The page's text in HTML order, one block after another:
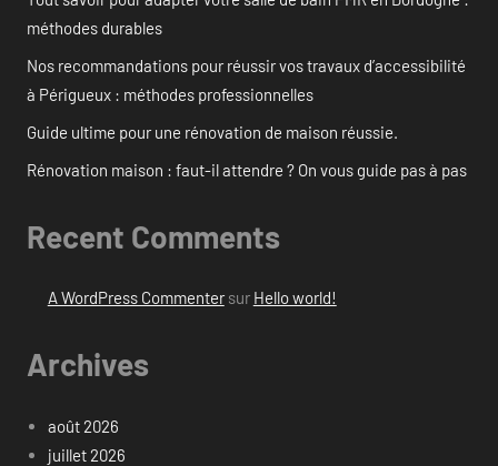
méthodes durables
Nos recommandations pour réussir vos travaux d’accessibilité
à Périgueux : méthodes professionnelles
Guide ultime pour une rénovation de maison réussie.
Rénovation maison : faut-il attendre ? On vous guide pas à pas
Recent Comments
A WordPress Commentersur Hello world!
Archives
août 2026
juillet 2026